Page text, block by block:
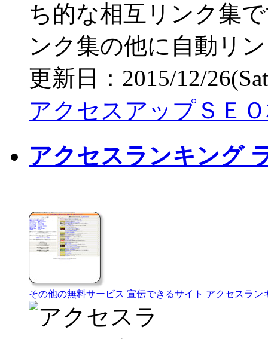
ち的な相互リンク集
ンク集の他に自動リ
更新日：2015/12/
アクセスアップＳＥ
アクセスランキング
その他の無料サービス 宣伝できるサイト アクセスラン